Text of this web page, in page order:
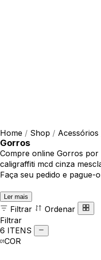
Home / Shop / Acessórios
Gorros
Compre online Gorros por
caligraffiti mcd cinza
Faça seu pedido e pague-
Ler mais
Filtrar
Ordenar
Filtrar
6 ITENS
COR